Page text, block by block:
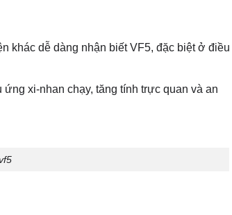
khác dễ dàng nhận biết VF5, đặc biệt ở điều
xi-nhan chạy, tăng tính trực quan và an